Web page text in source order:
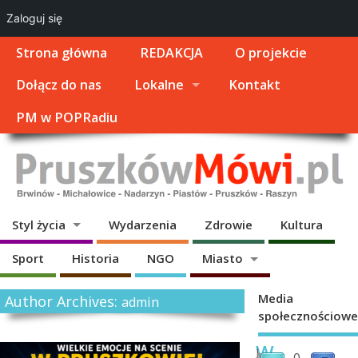
Strona główna REDAKCJA
O projekcie
Dołącz do nas
Lokalne
Kontakt
PM w POPRadiu
Styl życia Wydarzenia Zdrowie Kultura
Sport Historia NGO Miasto
Author Archives:admin
W
J
Media
społecznościowe
Zaloguj się